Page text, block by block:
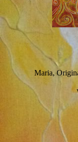
Maria,